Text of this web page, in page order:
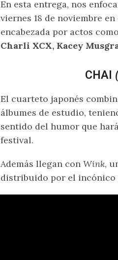
En esta entrega, nos
viernes 18 de noviembre en
encabezada por actos como
Charli XCX, Kacey
CHAI
El cuarteto japonés
álbumes de estudio,
sentido del humor que
festival.
Además llegan con Wink,
distribuido por el incónico